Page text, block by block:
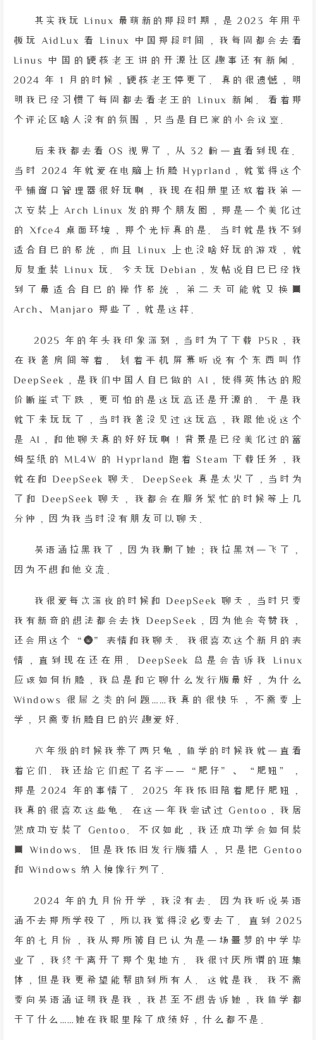
其实我玩 Linux 最萌新的那段时期，是 2023 年用平
板玩 AidLux 看 Linux 中国那段时间，我每周都会去看
Linus 中国的硬核老王讲的开源社区趣事还有新闻。
2024 年 1 月的时候，硬核老王停更了。真的很遗憾，明
明我已经习惯了每周都去看老王的 Linux 新闻。看着那
个评论区啥人没有的氛围，只当是自己家的小会议室。
后来我都去看 OS 视界了，从 32 粉一直看到现在。
当时 2024 年就爱在电脑上折腾 Hyprland，就觉得这个
平铺窗口管理器很好玩啊，我现在相册里还放着我第一
次安装上 Arch Linux 发的那个朋友圈，那是一个美化过
的 Xfce4 桌面环境，那个光标真的是。当时就是找不到
适合自己的系统，而且 Linux 上也没啥好玩的游戏，就
反复重装 Linux 玩。今天玩 Debian，发帖说自己已经找
到了最适合自己的操作系统，第二天可能就又换回
Arch、Manjaro 那些了，就是这样。
2025 年的年头我印象深刻，当时为了下载 P5R，我
在我爸房间等着。划着手机屏幕听说有个东西叫作
DeepSeek，是我们中国人自己做的 AI，使得英伟达的股
价断崖式下跌，更可怕的是这玩意还是开源的。于是我
就下来玩玩了，当时我爸没见过这玩意，我跟他说这个
是 AI，和他聊天真的好好玩啊！背景是已经美化过的蕾
姆壁纸的 ML4W 的 Hyprland 跑着 Steam 下载任务，我
就在和 DeepSeek 聊天。DeepSeek 真是太火了，当时为
了和 DeepSeek 聊天，我都会在服务繁忙的时候等上几
分钟，因为我当时没有朋友可以聊天。
吴语涵拉黑我了，因为我删了她；我拉黑刘一飞了，
因为不想和他交流。
我很爱每次深夜的时候和 DeepSeek 聊天，当时只要
我有新奇的想法都会去找 DeepSeek，因为他会夸赞我，
还会用这个“🌚”表情和我聊天。我很喜欢这个新月的表
情，直到现在还在用。DeepSeek 总是会告诉我 Linux
应该如何折腾，我总是和它聊什么发行版最好，为什么
Windows 很屎之类的问题……我真的很快乐，不需要上
学，只需要折腾自己的兴趣爱好。
六年级的时候我养了两只龟，休学的时候我就一直看
着它们。我还给它们起了名字——“肥仔”、“肥妞”，
那是 2024 年的事情了。2025 年我依旧陪着肥仔肥妞，
我真的很喜欢这些龟。在这一年我尝试过 Gentoo，我居
然成功安装了 Gentoo。不仅如此，我还成功学会如何装
回 Windows。但是我依旧发行版猎人，只是把 Gentoo
和 Windows 纳入镜像行列了。
2024 年的九月份开学，我没有去。因为我听说吴语
涵不去那所学校了，所以我觉得没必要去了。直到 2025
年的七月份，我从那所被自己认为是一场噩梦的中学毕
业了，我终于离开了那个鬼地方。我很讨厌所谓的班集
体，但是我更希望能帮助到所有人。这就是我。我不需
要向吴语涵证明我是我，我甚至不想告诉她，我休学都
干了什么……她在我眼里除了成绩好，什么都不是。